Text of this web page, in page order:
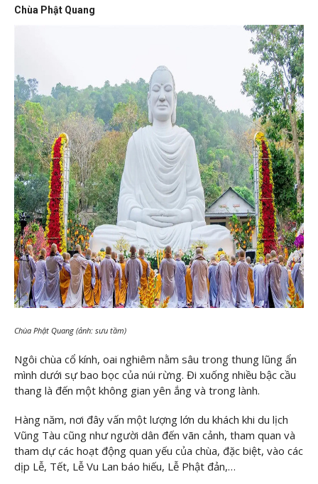
Chùa Phật Quang
Chùa Phật Quang (ảnh: sưu tầm)
Ngôi chùa cổ kính, oai nghiêm nằm sâu trong thung lũng ẩn
mình dưới sự bao bọc của núi rừng. Đi xuống nhiều bậc cầu
thang là đến một không gian yên ắng và trong lành.
Hàng năm, nơi đây vấn một lượng lớn du khách khi du lịch
Vũng Tàu cũng như người dân đến vãn cảnh, tham quan và
tham dự các hoạt động quan yếu của chùa, đặc biệt, vào các
dịp Lễ, Tết, Lễ Vu Lan báo hiếu, Lễ Phật đản,…